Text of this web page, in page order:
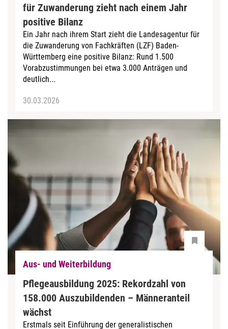
für Zuwanderung zieht nach einem Jahr
positive Bilanz
Ein Jahr nach ihrem Start zieht die Landesagentur für
die Zuwanderung von Fachkräften (LZF) Baden-
Württemberg eine positive Bilanz: Rund 1.500
Vorabzustimmungen bei etwa 3.000 Anträgen und
deutlich...
30.03.2026
Aus- und Weiterbildung
Pflegeausbildung 2025: Rekordzahl von
158.000 Auszubildenden – Männeranteil
wächst
Erstmals seit Einführung der generalistischen